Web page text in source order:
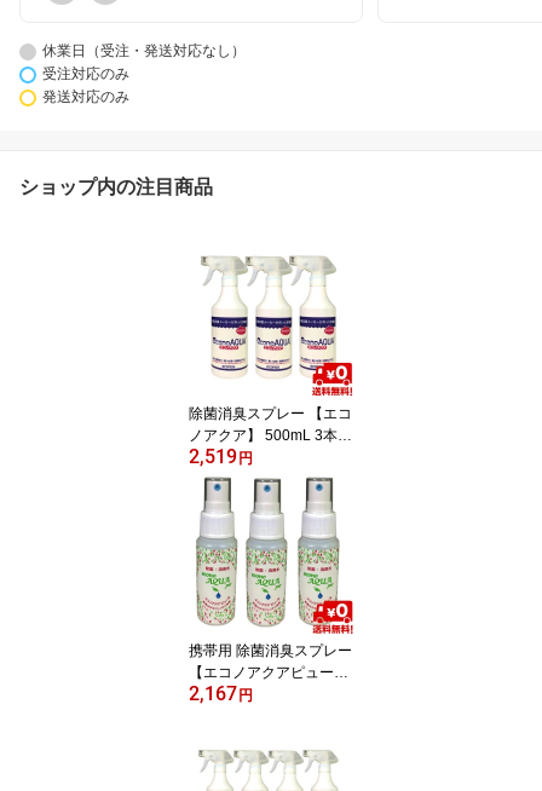
休業日（受注・発送対応なし）
受注対応のみ
発送対応のみ
ショップ内の注目商品
除菌消臭スプレー 【エコ
ノアクア】 500mL 3本入
りペット トイレ 靴 衣類
部屋 キッチン用 おむつ
ノンアルコール 除菌 ス
プレー 風呂 カビ タバ
コ 消臭 赤ちゃん おもち
ゃ 次亜塩素酸水 ウイル
ス 次亜塩素酸 日本製
菌 除菌スプレー 消臭ス
プレー
2,519円
携帯用 除菌消臭スプレー
【エコノアクアピュー
ル】 50mL 3本入りペッ
コール 除菌 スプレ
ー 風呂 カビ タバコ臭
2,167円